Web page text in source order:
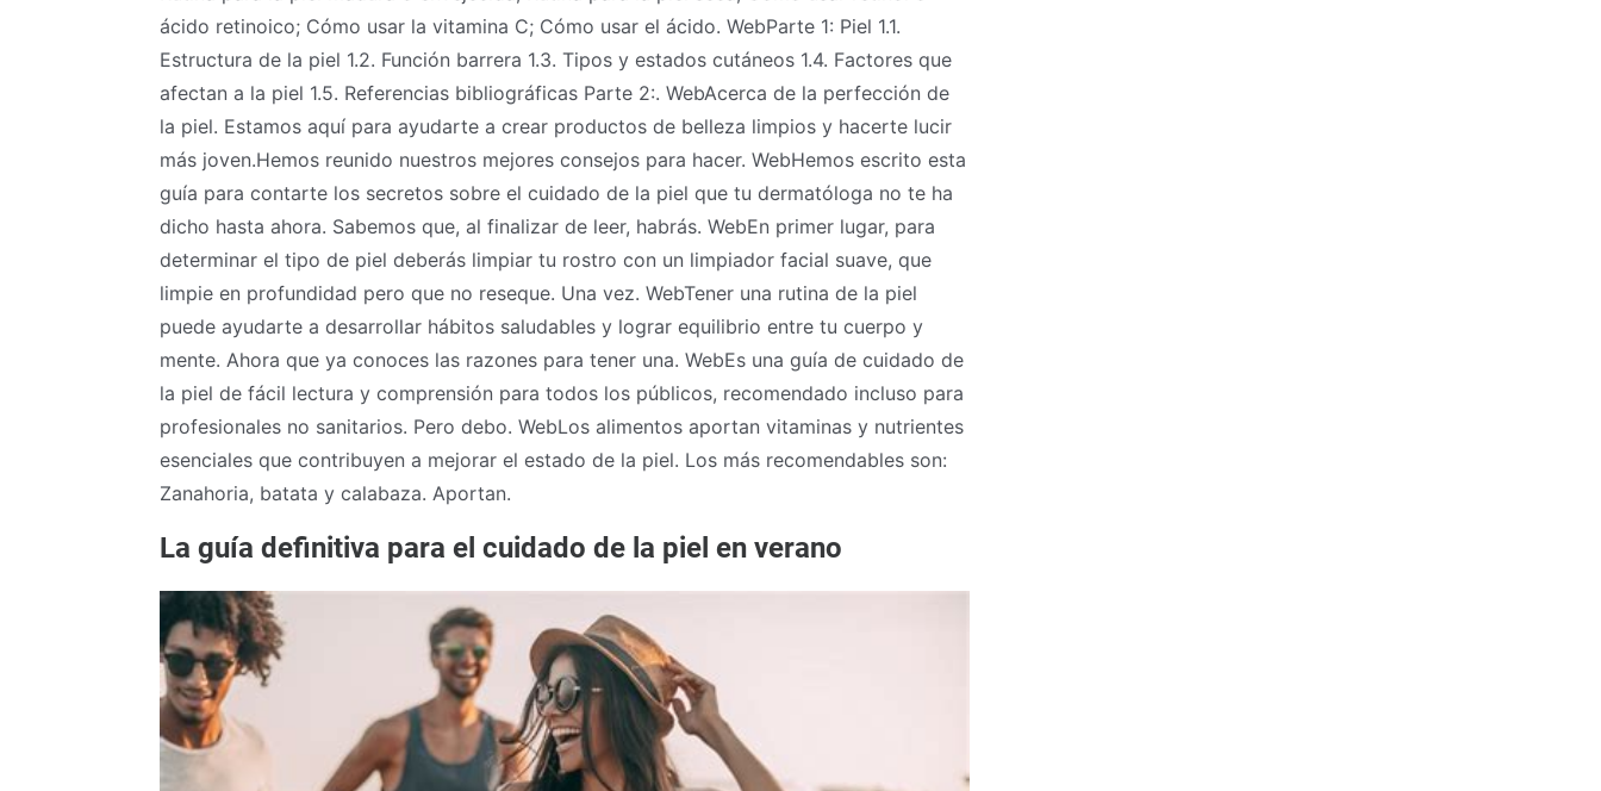
ácido retinoico; Cómo usar la vitamina C; Cómo usar el ácido. WebParte 1: Piel 1.1.
Estructura de la piel 1.2. Función barrera 1.3. Tipos y estados cutáneos 1.4. Factores que
afectan a la piel 1.5. Referencias bibliográficas Parte 2:. WebAcerca de la perfección de
la piel. Estamos aquí para ayudarte a crear productos de belleza limpios y hacerte lucir
más joven.Hemos reunido nuestros mejores consejos para hacer. WebHemos escrito esta
guía para contarte los secretos sobre el cuidado de la piel que tu dermatóloga no te ha
dicho hasta ahora. Sabemos que, al finalizar de leer, habrás. WebEn primer lugar, para
determinar el tipo de piel deberás limpiar tu rostro con un limpiador facial suave, que
limpie en profundidad pero que no reseque. Una vez. WebTener una rutina de la piel
puede ayudarte a desarrollar hábitos saludables y lograr equilibrio entre tu cuerpo y
mente. Ahora que ya conoces las razones para tener una. WebEs una guía de cuidado de
la piel de fácil lectura y comprensión para todos los públicos, recomendado incluso para
profesionales no sanitarios. Pero debo. WebLos alimentos aportan vitaminas y nutrientes
esenciales que contribuyen a mejorar el estado de la piel. Los más recomendables son:
Zanahoria, batata y calabaza. Aportan.
La guía definitiva para el cuidado de la piel en verano